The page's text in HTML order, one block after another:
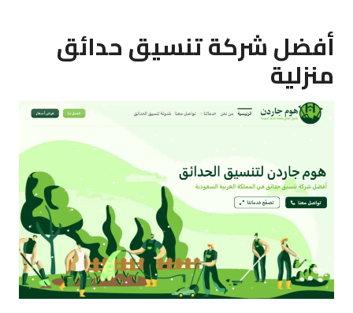
أفضل شركة تنسيق حدائق
منزلية